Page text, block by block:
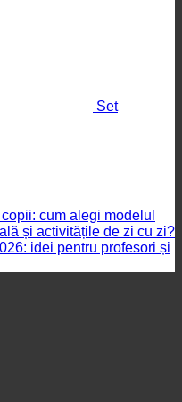
Set
cum alegi modelul
și activitățile de zi cu zi?
idei pentru profesori și